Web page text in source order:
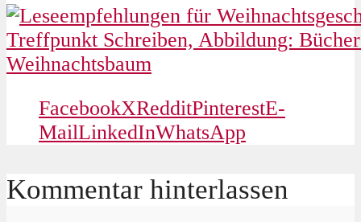
FacebookXRedditPinterestE-
MailLinkedInWhatsApp
Kommentar hinterlassen